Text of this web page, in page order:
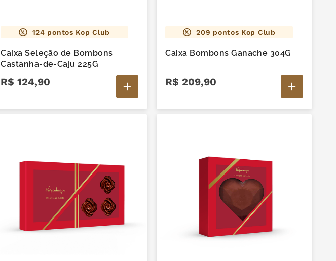
124 pontos Kop Club
Caixa Seleção de Bombons
Castanha-de-Caju 225G
R$ 124,90
209 pontos Kop Club
Caixa Bombons Ganache 304G
R$ 209,90